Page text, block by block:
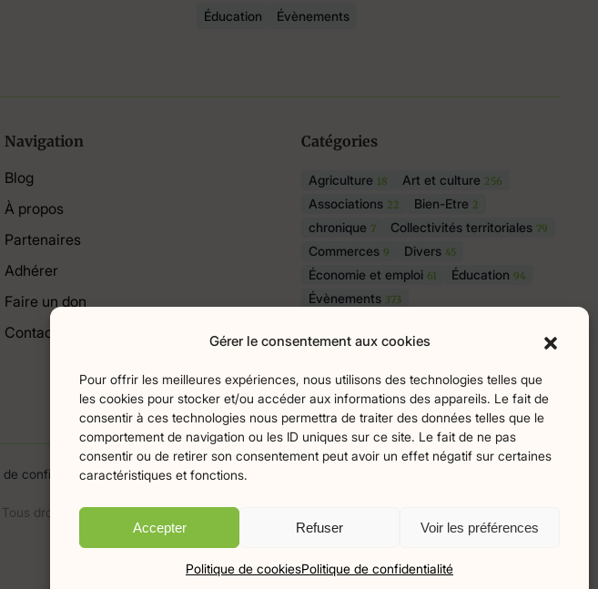
Gérer le consentement aux cookies
Pour offrir les meilleures expériences, nous utilisons des technologies telles que
les cookies pour stocker et/ou accéder aux informations des appareils. Le fait de
consentir à ces technologies nous permettra de traiter des données telles que le
comportement de navigation ou les ID uniques sur ce site. Le fait de ne pas
consentir ou de retirer son consentement peut avoir un effet négatif sur certaines
caractéristiques et fonctions.
Accepter Refuser Voir les préférences
Politique de cookiesPolitique de confidentialité
Éducation Évènements
Navigation
Blog
À propos
Partenaires
Adhérer
Faire un don
Contact
Catégories
Agriculture 18 Art et culture 256
Associations 22 Bien-Etre 2
chronique 7 Collectivités territoriales 79
Commerces 9 Divers 45
Économie et emploi 61 Éducation 94
Évènements 373
La parole à nos lecteurs
sport27 Tourisme 19
de confidentialité Crédits Flamingo
droits réservés